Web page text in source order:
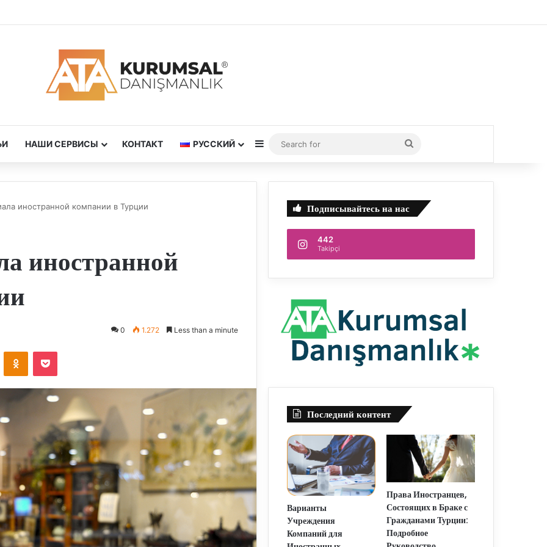
НАШИ СЕРВИСЫ КОНТАКТ РУССКИЙ Sidebar
Search
for
иностранной компании в Турции
иностранной
0 1.272 Less than a minute
Подписывайтесь на нас
442
Takipçi
Последний контент
Варианты
Учреждения
Компаний для
Права Иностранцев,
Состоящих в Браке с
Гражданами Турции:
Подробное